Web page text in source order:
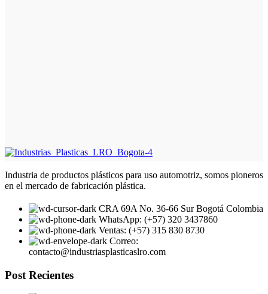
Industria de productos plásticos para uso automotriz, somos pioneros
en el mercado de fabricación plástica.
CRA 69A No. 36-66 Sur Bogotá Colombia
WhatsApp: (+57) 320 3437860
Ventas: (+57) 315 830 8730
Correo:
contacto@industriasplasticaslro.com
Post Recientes